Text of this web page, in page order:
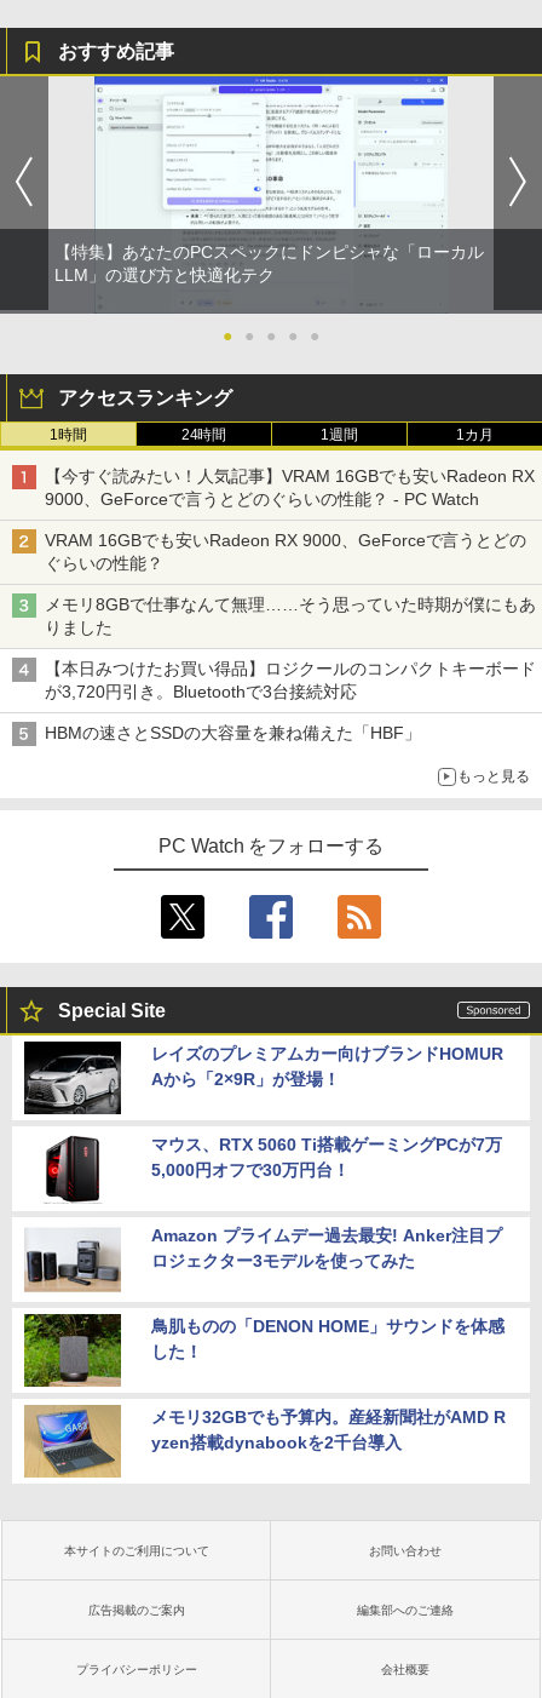
by Amazon 炭酸水 ラベルレス 500ml ×24本
強炭酸水 ペットボトル 500ミリリットル (Sm
art Basic)
￥1,625
by Amazon 天然水ラベルレス 2L×9本
￥1,117
みきった日本の水 2L 8本 ラベルレス [ ケース
] [ 水 ] [ ペットボトル ] [ 箱買い ] [ ストック
] [ 水分補給 ]
￥998
クスDIGITAL)
￥594
HUNTER×HUNTER モノクロ版 39 (ジャンプ
コミックスDIGITAL)
￥572
版ビッグガンガンコミックス)
￥810
おすすめ記事
【特集】あなたのPCスペックにドンピシャな「ローカル
LLM」の選び方と快適化テク
● ● ● ● ●
アクセスランキング
1時間 24時間 1週間 1カ月
【今すぐ読みたい！人気記事】VRAM 16GBでも安いRadeon RX
9000、GeForceで言うとどのぐらいの性能？ - PC Watch
VRAM 16GBでも安いRadeon RX 9000、GeForceで言うとどの
ぐらいの性能？
メモリ8GBで仕事なんて無理……そう思っていた時期が僕にもあ
りました
【本日みつけたお買い得品】ロジクールのコンパクトキーボード
が3,720円引き。Bluetoothで3台接続対応
HBMの速さとSSDの大容量を兼ね備えた「HBF」
もっと見る
PC Watch をフォローする
Special Site
レイズのプレミアムカー向けブランドHOMUR
Aから「2×9R」が登場！
マウス、RTX 5060 Ti搭載ゲーミングPCが7万
5,000円オフで30万円台！
Amazon プライムデー過去最安! Anker注目プ
ロジェクター3モデルを使ってみた
鳥肌ものの「DENON HOME」サウンドを体感
した！
メモリ32GBでも予算内。産経新聞社がAMD R
yzen搭載dynabookを2千台導入
本サイトのご利用について お問い合わせ
広告掲載のご案内 編集部へのご連絡
プライバシーポリシー 会社概要